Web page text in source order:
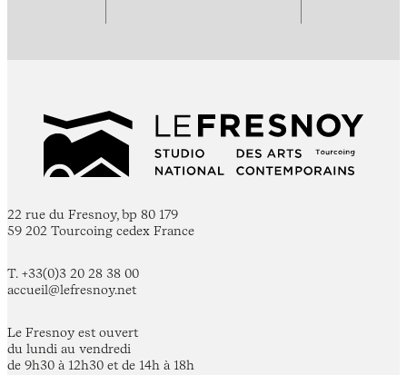
22 rue du Fresnoy, bp 80 179
59 202 Tourcoing cedex France
T. +33(0)3 20 28 38 00
accueil@lefresnoy.net
Le Fresnoy est ouvert
du lundi au vendredi
de 9h30 à 12h30 et de 14h à 18h